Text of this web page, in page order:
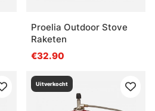
Proelia Outdoor Stove
Raketen
€32.90
Uitverkocht